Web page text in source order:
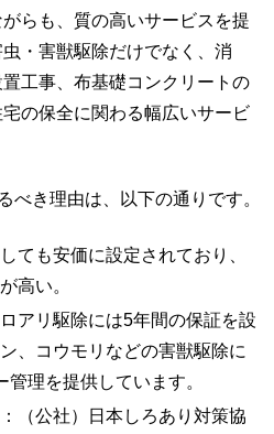
らも、質の高いサービスを提
・害獣駆除だけでなく、消
工事、布基礎コンクリートの
の保全に関わる幅広いサービ
べき理由は、以下の通りです。
ても安価に設定されており、
高い。
アリ駆除には5年間の保証を設
、コウモリなどの害獣駆除に
理を提供しています。
（公社）日本しろあり対策協